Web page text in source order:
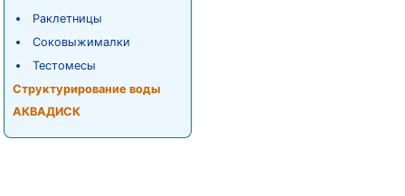
Раклетницы
Соковыжималки
Тестомесы
Структурирование воды
АКВАДИСК